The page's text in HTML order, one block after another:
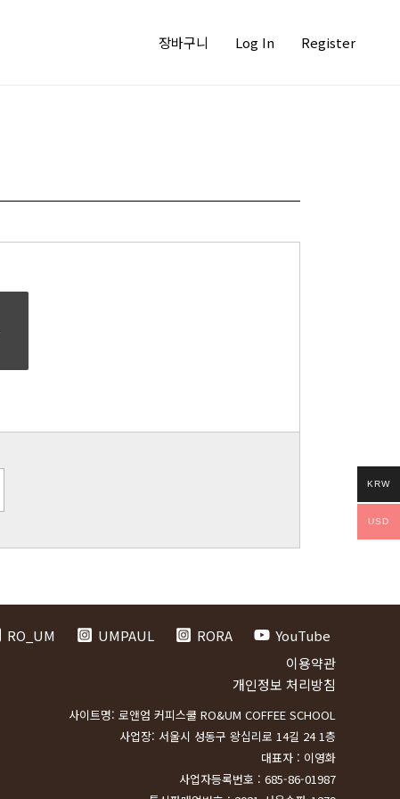
장바구니 Log In Register
RO_UM UMPAUL RORA
YouTube
이용약관
개인정보 처리방침
사이트명: 로앤엄 커피스쿨 RO&UM COFFEE SCHOOL
사업장: 서울시 성동구 왕십리로 14길 24 1층
대표자 : 이영화
사업자등록번호 : 685-86-01987
KRW
USD